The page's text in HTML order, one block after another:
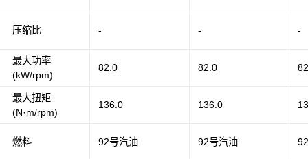
压缩比
最大功率
(kW/rpm)
最大扭矩
(N·m/rpm)
燃料
- - -
82.0 82.0
136.0 136.0
92号汽油 92号汽油